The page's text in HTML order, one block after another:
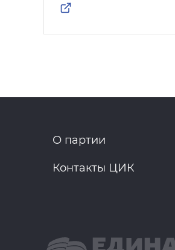
О партии
Контакты ЦИК